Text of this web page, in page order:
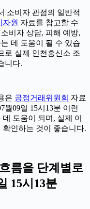
소비자 관점의 일반적
자원 자료를 참고할 수
비자 상담, 피해 예방,
데 도움이 될 수 있습
로 실제 인천흥신소 조
니다.
은 공정거래위원회 자료
월09일 15시13분 이런
도움이 되며, 실제 이
인하는 것이 좋습니다.
름을 단계별로
15시13분